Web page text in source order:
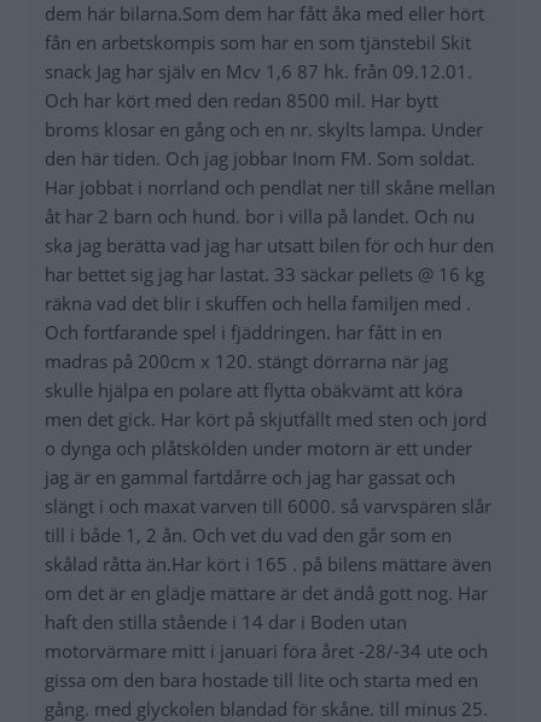
dem här bilarna.Som dem har fått åka med eller hört
fån en arbetskompis som har en som tjänstebil Skit
snack Jag har själv en Mcv 1,6 87 hk. från 09.12.01.
Och har kört med den redan 8500 mil. Har bytt
broms klosar en gång och en nr. skylts lampa. Under
den här tiden. Och jag jobbar Inom FM. Som soldat.
Har jobbat i norrland och pendlat ner till skåne mellan
åt har 2 barn och hund. bor i villa på landet. Och nu
ska jag berätta vad jag har utsatt bilen för och hur den
har bettet sig jag har lastat. 33 säckar pellets @ 16 kg
räkna vad det blir i skuffen och hella familjen med .
Och fortfarande spel i fjäddringen. har fått in en
madras på 200cm x 120. stängt dörrarna när jag
skulle hjälpa en polare att flytta obäkvämt att köra
men det gick. Har kört på skjutfällt med sten och jord
o dynga och plåtskölden under motorn är ett under
jag är en gammal fartdårre och jag har gassat och
slängt i och maxat varven till 6000. så varvspären slår
till i både 1, 2 ån. Och vet du vad den går som en
skålad råtta än.Har kört i 165 . på bilens mättare även
om det är en glädje mättare är det ändå gott nog. Har
haft den stilla stående i 14 dar i Boden utan
motorvärmare mitt i januari föra året -28/-34 ute och
gissa om den bara hostade till lite och starta med en
gång. med glyckolen blandad för skåne. till minus 25.